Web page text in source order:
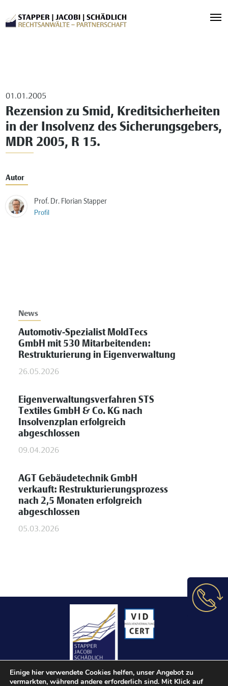
01.01.2005
Rezension zu Smid, Kreditsicherheiten
in der Insolvenz des Sicherungsgebers,
MDR 2005, R 15.
Autor
Prof. Dr. Florian Stapper
Profil
News
Automotiv-Spezialist MoldTecs
GmbH mit 530 Mitarbeitenden:
Restrukturierung in Eigenverwaltung
26.05.2026
Eigenverwaltungsverfahren STS
Textiles GmbH & Co. KG nach
Insolvenzplan erfolgreich
abgeschlossen
09.04.2026
AGT Gebäudetechnik GmbH
verkauft: Restrukturierungsprozess
nach 2,5 Monaten erfolgreich
abgeschlossen
05.03.2026
Einige hier verwendete Cookies helfen, unser Angebot zu
vermarkten, während andere erforderlich sind. Mit Klick auf